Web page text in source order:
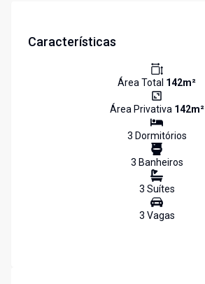
Características
Área Total 142m²
Área Privativa 142m²
3 Dormitórios
3 Banheiros
3 Suítes
3 Vagas